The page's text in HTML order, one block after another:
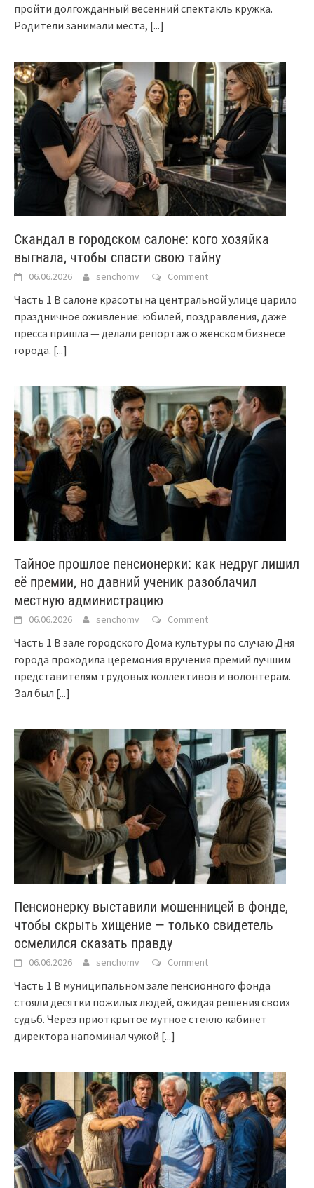
пройти долгожданный весенний спектакль кружка.
Родители занимали места, [...]
Скандал в городском салоне: кого хозяйка
выгнала, чтобы спасти свою тайну
06.06.2026 senchomv Comment
Часть 1 В салоне красоты на центральной улице царило
праздничное оживление: юбилей, поздравления, даже
пресса пришла — делали репортаж о женском бизнесе
города. [...]
Тайное прошлое пенсионерки: как недруг лишил
её премии, но давний ученик разоблачил
местную администрацию
06.06.2026 senchomv Comment
Часть 1 В зале городского Дома культуры по случаю Дня
города проходила церемония вручения премий лучшим
представителям трудовых коллективов и волонтёрам.
Зал был [...]
Пенсионерку выставили мошенницей в фонде,
чтобы скрыть хищение — только свидетель
осмелился сказать правду
06.06.2026 senchomv Comment
Часть 1 В муниципальном зале пенсионного фонда
стояли десятки пожилых людей, ожидая решения своих
судьб. Через приоткрытое мутное стекло кабинет
директора напоминал чужой [...]